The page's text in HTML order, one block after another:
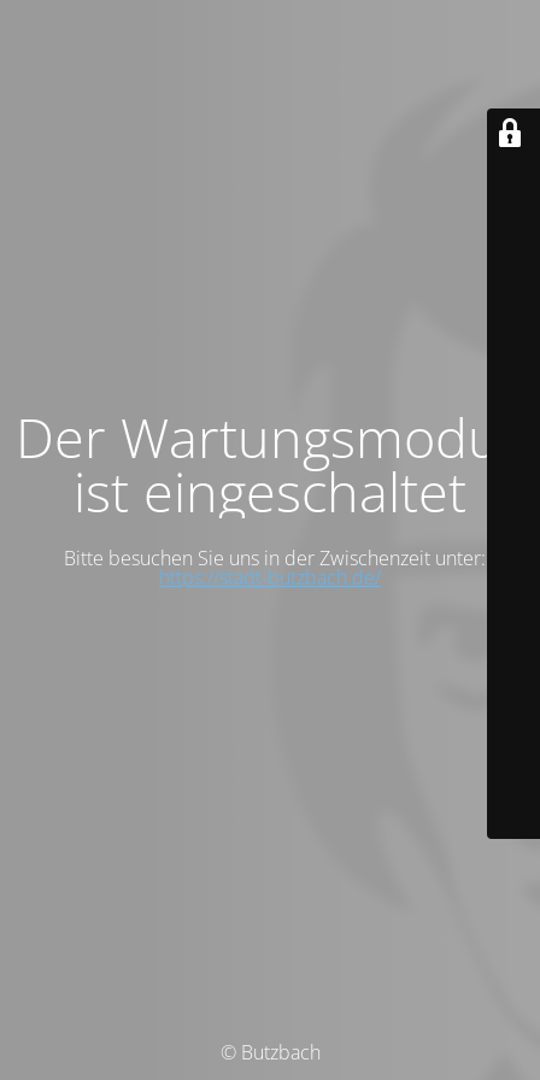
Der Wartungsmodus
ist eingeschaltet
Bitte besuchen Sie uns in der Zwischenzeit unter:
https://stadt-butzbach.de/
© Butzbach